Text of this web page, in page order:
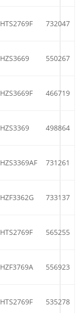
HTS2769F 732047
HZS3669 550267
HZS3669F 466719
HZS3369 498864
HZS3369AF 731261
HZF3362G 733137
HTS2769F 565255
HZF3769A 556923
HTS2769F 535278